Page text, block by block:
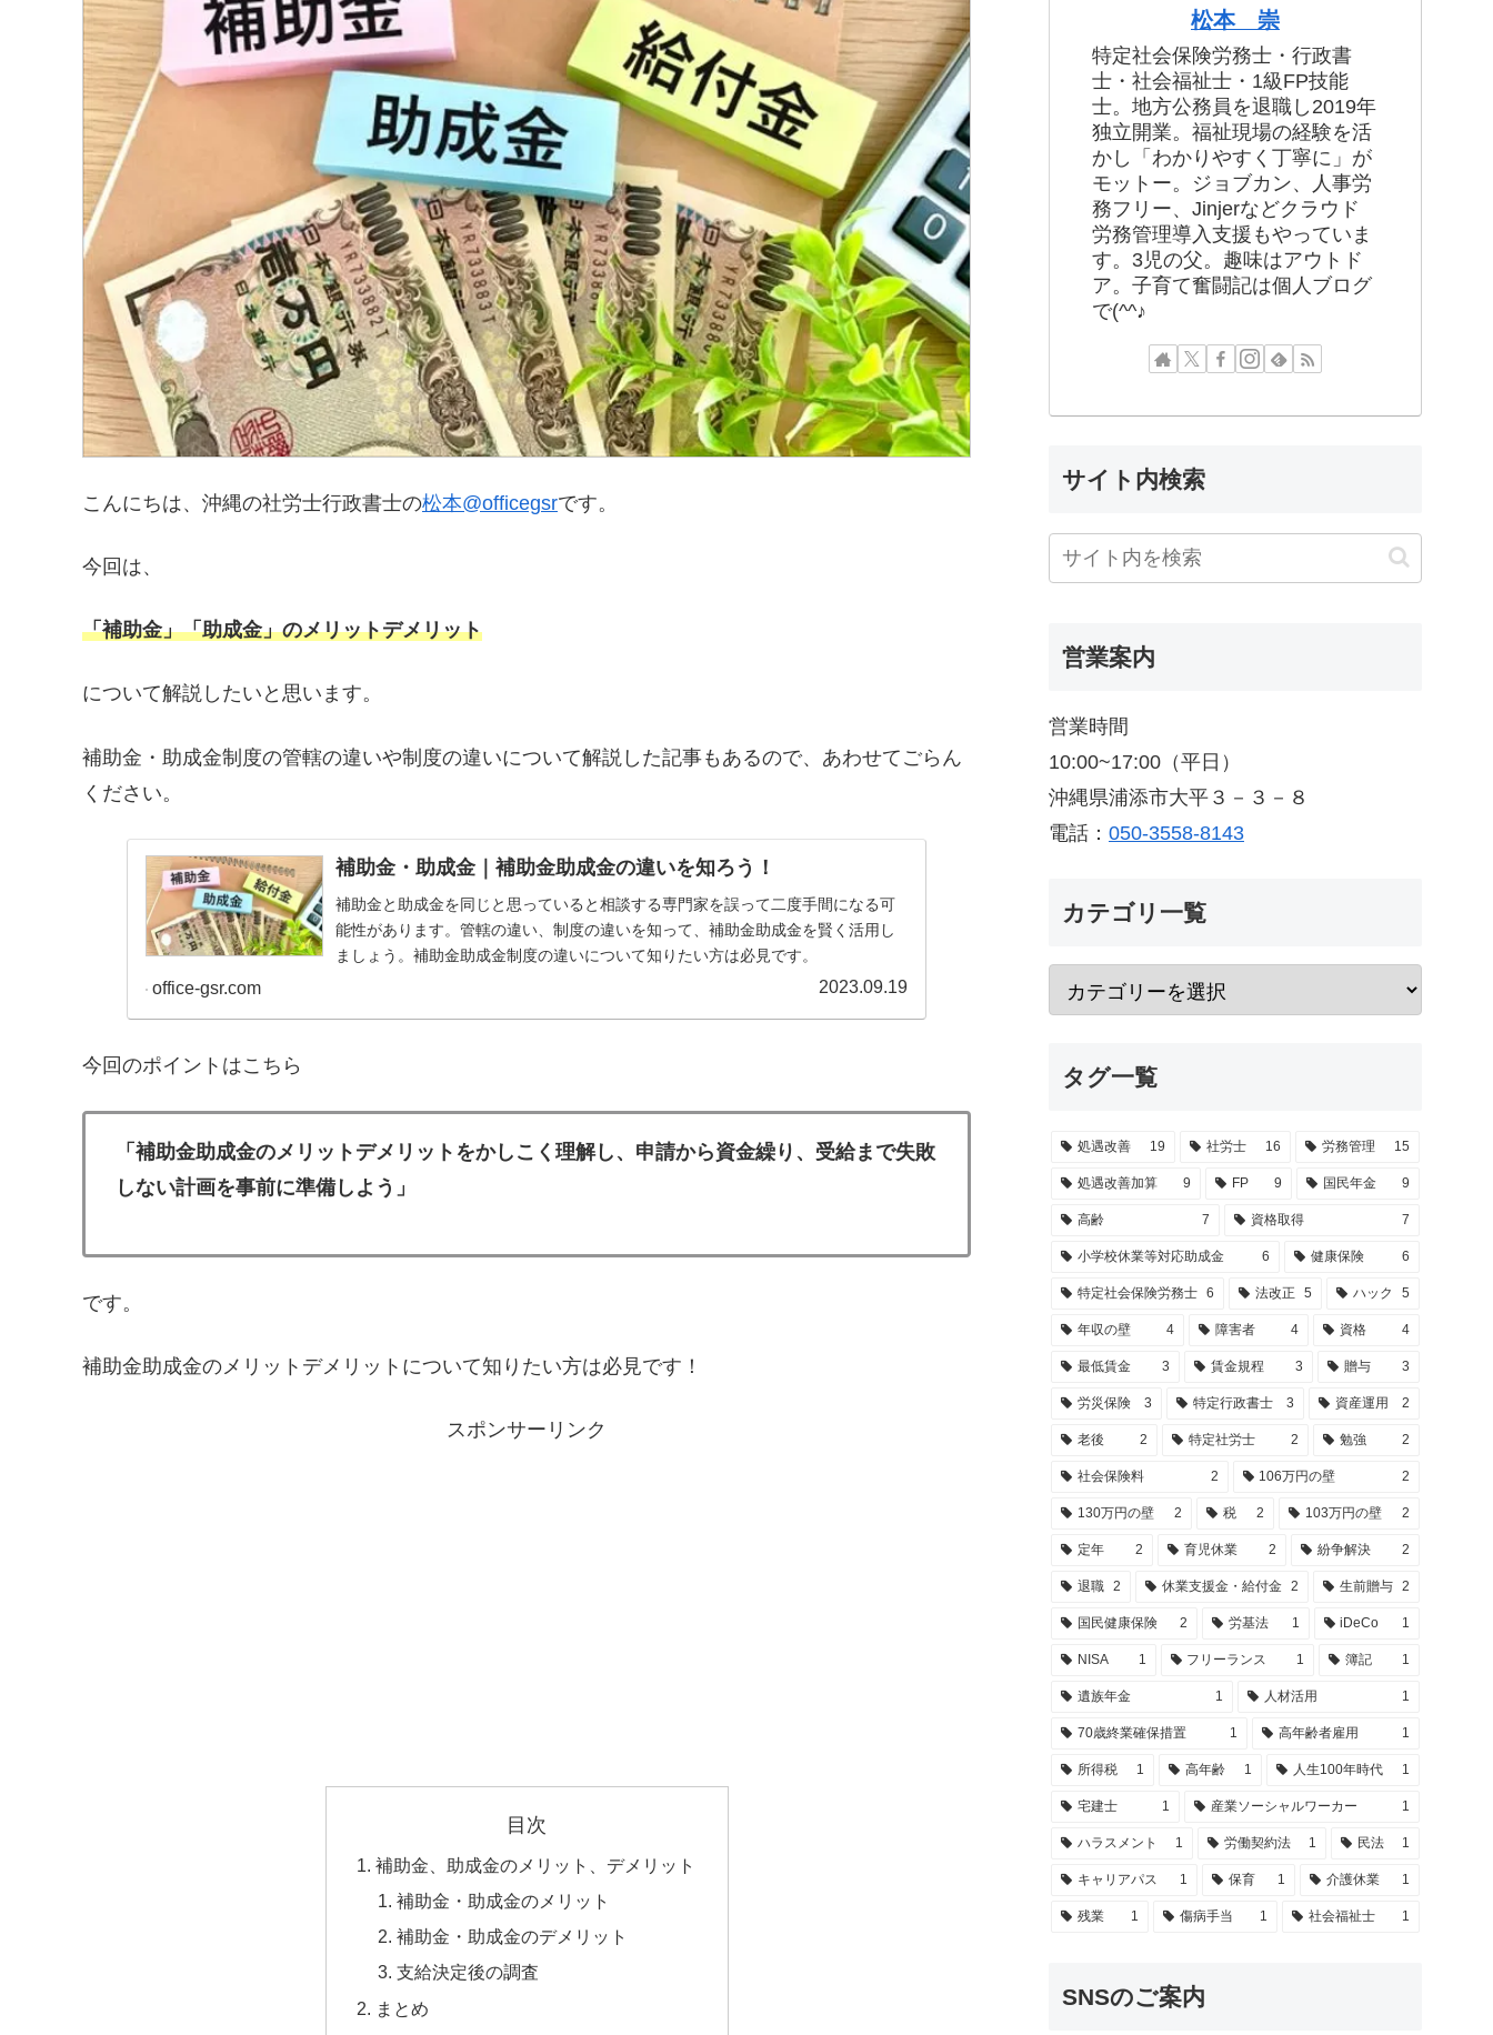
こんにちは、沖縄の社労士行政書士の松本@officegsrです。
今回は、
「補助金」「助成金」のメリットデメリット
について解説したいと思います。
補助金・助成金制度の管轄の違いや制度の違いについて解説した記事もあるので、あわせてごらん
ください。
補助金・助成金｜補助金助成金の違いを知ろう！
補助金と助成金を同じと思っていると相談する専門家を誤って二度手間になる可
能性があります。管轄の違い、制度の違いを知って、補助金助成金を賢く活用し
ましょう。補助金助成金制度の違いについて知りたい方は必見です。
office-gsr.com 2023.09.19
今回のポイントはこちら
「補助金助成金のメリットデメリットをかしこく理解し、申請から資金繰り、受給まで失敗
しない計画を事前に準備しよう」
です。
補助金助成金のメリットデメリットについて知りたい方は必見です！
スポンサーリンク
目次
補助金、助成金のメリット、デメリット
補助金・助成金のメリット
補助金・助成金のデメリット
支給決定後の調査
まとめ
松本 崇
特定社会保険労務士・行政書
士・社会福祉士・1級FP技能
士。地方公務員を退職し2019年
独立開業。福祉現場の経験を活
かし「わかりやすく丁寧に」が
モットー。ジョブカン、人事労
務フリー、Jinjerなどクラウド
労務管理導入支援もやっていま
す。3児の父。趣味はアウトド
ア。子育て奮闘記は個人ブログ
で(^^♪
サイト内検索
営業案内
営業時間
10:00~17:00（平日）
沖縄県浦添市大平３－３－８
電話： 050-3558-8143
カテゴリ一覧
タグ一覧
処遇改善 19 社労士 16 労務管理 15
処遇改善加算 9 FP 9 国民年金 9
高齢 7 資格取得 7
小学校休業等対応助成金 6 健康保険 6
特定社会保険労務士 6 法改正 5 ハック 5
年収の壁 4 障害者 4 資格 4
最低賃金 3 賃金規程 3 贈与 3
労災保険 3 特定行政書士 3 資産運用 2
老後 2 特定社労士 2 勉強 2
社会保険料 2 106万円の壁 2
130万円の壁 2 税 2 103万円の壁 2
定年 2 育児休業 2 紛争解決 2
退職 2 休業支援金・給付金 2 生前贈与 2
国民健康保険 2 労基法 1 iDeCo 1
NISA 1 フリーランス 1 簿記 1
遺族年金 1 人材活用 1
70歳終業確保措置 1 高年齢者雇用 1
所得税 1 高年齢 1 人生100年時代 1
宅建士 1 産業ソーシャルワーカー 1
ハラスメント 1 労働契約法 1 民法 1
キャリアパス 1 保育 1 介護休業 1
残業 1 傷病手当 1 社会福祉士 1
SNSのご案内